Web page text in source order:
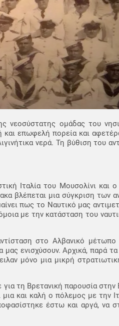
νεοσύστατης ομάδας του
και επωφελή πορεία και
νερά. Τη βύθιση του
Ιταλία του Μουσολίνι και
βλέπεται μια σύγκριση των
πως το Ναυτικό μας
με την κατάσταση του
στο Αλβανικό
ενισχύσουν. Αρχικά, παρά
μόνο μια μικρή
τη Βρετανική παρουσία
και καλή ο πόλεμος με την
έστω και αργά, να